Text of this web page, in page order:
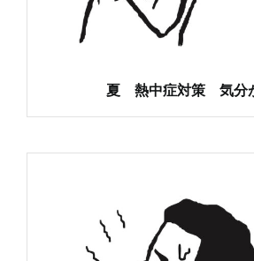
夏 熱中症対策 気分